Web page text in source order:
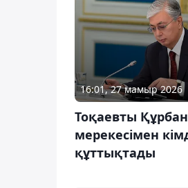
16:01, 27 мамыр 2026
Тоқаевты
мерекесімен
құттықтады